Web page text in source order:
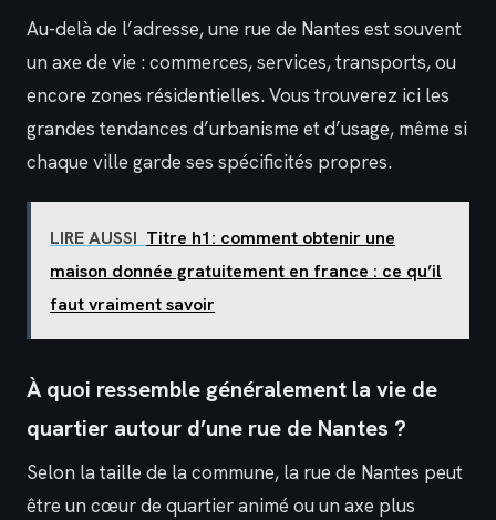
Au-delà de l’adresse, une rue de Nantes est souvent
un axe de vie : commerces, services, transports, ou
encore zones résidentielles. Vous trouverez ici les
grandes tendances d’urbanisme et d’usage, même si
chaque ville garde ses spécificités propres.
LIRE AUSSI Titre h1: comment obtenir une
maison donnée gratuitement en france : ce qu’il
faut vraiment savoir
À quoi ressemble généralement la vie de
quartier autour d’une rue de Nantes ?
Selon la taille de la commune, la rue de Nantes peut
être un cœur de quartier animé ou un axe plus